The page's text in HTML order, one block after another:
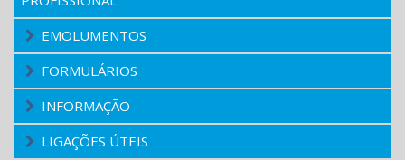
EMOLUMENTOS
FORMULÁRIOS
INFORMAÇÃO
LIGAÇÕES ÚTEIS